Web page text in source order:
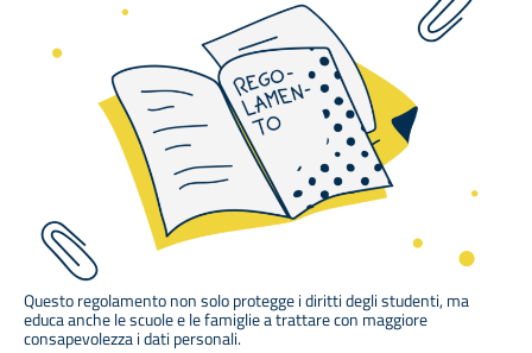
Questo regolamento non solo protegge i diritti degli studenti, ma
educa anche le scuole e le famiglie a trattare con maggiore
consapevolezza i dati personali.